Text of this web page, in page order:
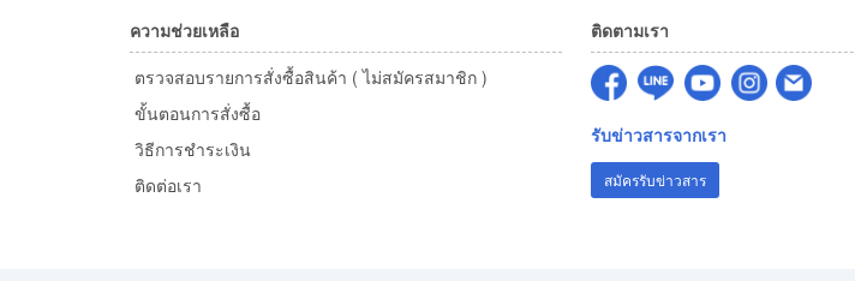
ความช่วยเหลือ
ตรวจสอบรายการสั่งซื้อสินค้า ( ไม่สมัครสมาชิก )
ขั้นตอนการสั่งซื้อ
วิธีการชำระเงิน
ติดต่อเรา
ติดตามเรา
รับข่าวสารจากเรา
สมัครรับข่าวสาร